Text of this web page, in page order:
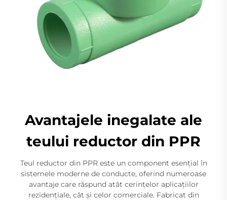
Avantajele inegalate ale
teului reductor din PPR
Teul reductor din PPR este un component esențial în
sistemele moderne de conducte, oferind numeroase
avantaje care răspund atât cerințelor aplicațiilor
rezidențiale, cât și celor comerciale. Fabricat din